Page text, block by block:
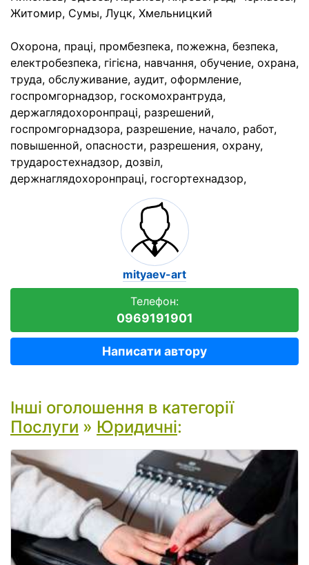
Житомир, Сумы, Луцк, Хмельницкий
Охорона, праці, промбезпека, пожежна, безпека,
електробезпека, гігієна, навчання, обучение, охрана,
труда, обслуживание, аудит, оформление,
госпромгорнадзор, госкомохрантруда,
держаглядохоронпраці, разрешений,
госпромгорнадзора, разрешение, начало, работ,
повышенной, опасности, разрешения, охрану,
трударостехнадзор, дозвіл,
держнаглядохоронпраці, госгортехнадзор,
mityaev-art
Телефон:
0969191901
Написати автору
Інші оголошення в категорії
Послуги » Юридичні: